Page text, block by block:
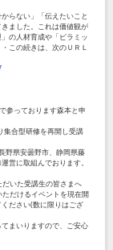
らない」「伝えたいこと
ました。これは価値観が
の人材育成や「ピラミッ
この続きは、次のＵＲＬ
参っております森本と申
集合型研修を再開し受講
野県安曇野市、静岡県藤
営に取組んでおります。
いた受講生の皆さまへ
ただけるイベントを現在開
ださい(数に限りはござ
まいりますので、ご安心